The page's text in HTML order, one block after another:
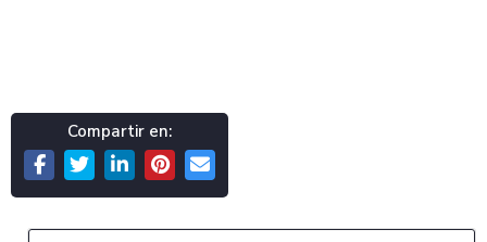
Compartir en: